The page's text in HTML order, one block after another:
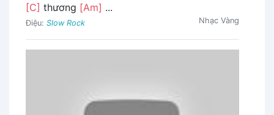
[C] thương [Am] ...
Điệu: Slow Rock Nhạc Vàng